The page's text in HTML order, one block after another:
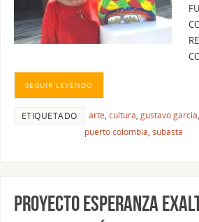
SEGUIR LEYENDO
ETIQUETADO arte, cultura, gustavo garcia,
puerto colombia, subasta
PROYECTO ESPERANZA